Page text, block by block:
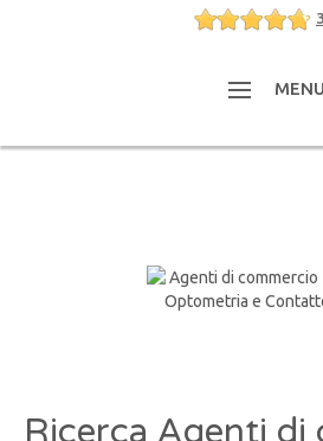
MENU
Ricerca Agenti di